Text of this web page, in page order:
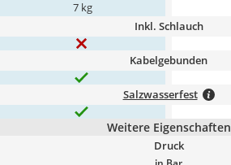
7 kg
Inkl. Schlauch
Kabelgebunden
Salzwasserfest
Weitere Eigenschaften
Druck